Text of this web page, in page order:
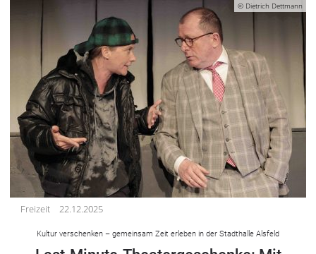
© Dietrich Dettmann
Freizeit 22.12.2025
Kultur verschenken – gemeinsam Zeit erleben in der Stadthalle Alsfeld